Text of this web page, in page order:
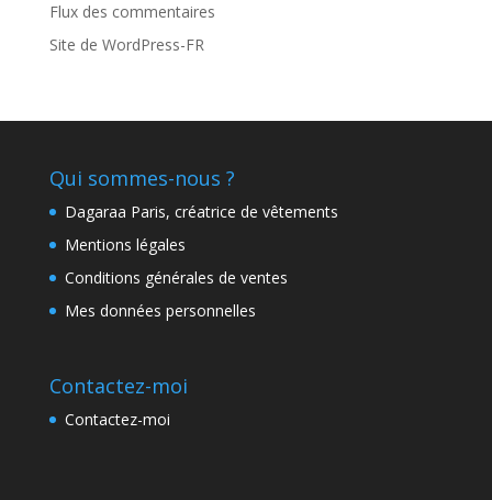
Flux des commentaires
Site de WordPress-FR
Qui sommes-nous ?
Dagaraa Paris, créatrice de vêtements
Mentions légales
Conditions générales de ventes
Mes données personnelles
Contactez-moi
Contactez-moi